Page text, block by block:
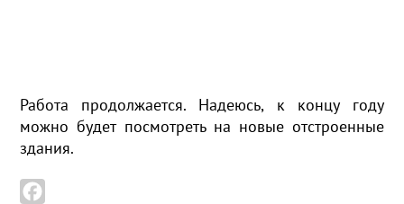
Работа продолжается. Надеюсь, к концу году
можно будет посмотреть на новые отстроенные
здания.